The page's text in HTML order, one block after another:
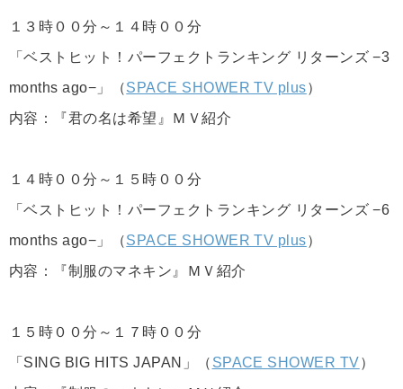
１３時００分～１４時００分
「ベストヒット！パーフェクトランキング リターンズ −3
months ago−」（SPACE SHOWER TV plus）
内容：『君の名は希望』ＭＶ紹介
１４時００分～１５時００分
「ベストヒット！パーフェクトランキング リターンズ −6
months ago−」（SPACE SHOWER TV plus）
内容：『制服のマネキン』ＭＶ紹介
１５時００分～１７時００分
「SING BIG HITS JAPAN」（ SPACE SHOWER TV）